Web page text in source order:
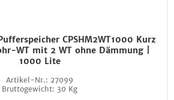
CPSHM2WT1000 Kurz
WT mit 2 WT ohne Dämmung |
1000 Lite
Artikel-Nr.: 27099
Bruttogewicht: 30 Kg